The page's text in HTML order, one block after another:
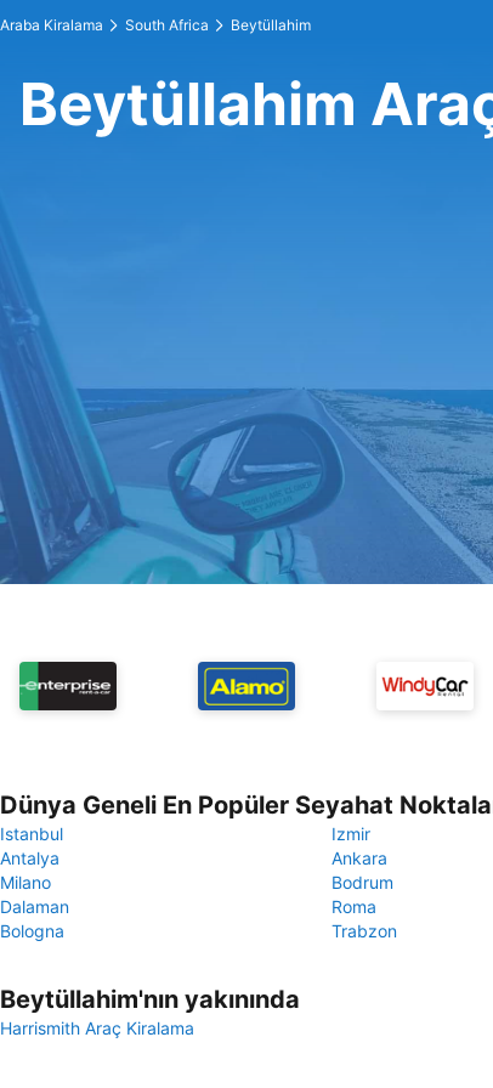
Araba Kiralama South Africa Beytüllahim
Beytüllahim
Dünya Geneli En Popüler Seyahat
Istanbul
Izmir
Antalya
Ankara
Milano
Bodrum
Dalaman
Roma
Bologna
Trabzon
Beytüllahim'nın yakınında
Harrismith Araç Kiralama